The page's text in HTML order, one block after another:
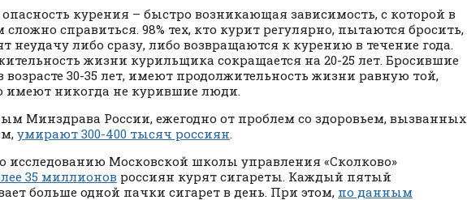
опасность курения – быстро возникающая зависимость, с которой в
справиться. 98% тех, кто курит регулярно, пытаются бросить,
неудачу либо сразу, либо возвращаются к курению в течение года.
жизни курильщика сокращается на 20-25 лет. Бросившие
возрасте 30-35 лет, имеют продолжительность жизни равную той,
имеют никогда не курившие люди.
Минздрава России, ежегодно от проблем со здоровьем, вызванных
умирают 300-400 тысяч россиян.
исследованию Московской школы управления «Сколково»
35 миллионов россиян курят сигареты. Каждый пятый
больше одной пачки сигарет в день. При этом, по данным